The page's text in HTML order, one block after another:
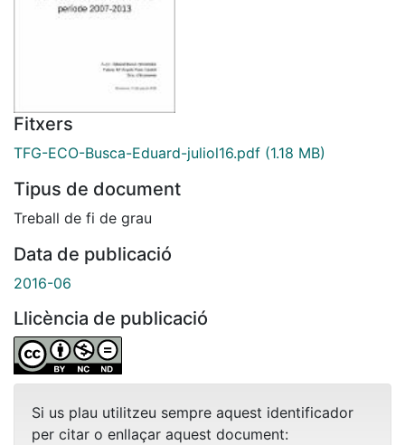
Fitxers
TFG-ECO-Busca-Eduard-juliol16.pdf (1.18 MB)
Tipus de document
Treball de fi de grau
Data de publicació
2016-06
Llicència de publicació
Si us plau utilitzeu sempre aquest identificador
per citar o enllaçar aquest document: